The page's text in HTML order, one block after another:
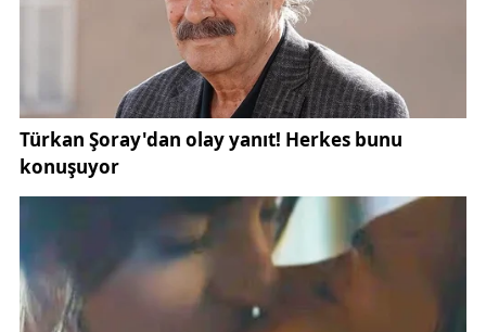
Yani kişi sadece “tövbe ettim” diyerek bu kazancı
helalleştiremez. Önce devletin ve kamu hakkının
iadesi, ardından tövbe gereklidir.
Bu tür konular sadece bireysel değil, toplumsal
bilinç açısından da önem taşıyor. Müftülük yetkilileri
bu tür dini açıklamaların kamuoyuna duyurulmasının,
hem bilinçlendirme hem de yasa dışı faaliyetlerin
önlenmesi açısından hayati olduğunu düşünüyor.
Türkiye’de define arama faaliyetleri 2863 Sayılı